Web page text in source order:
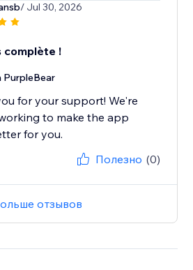
/ Jul 30, 2026
complète !
PurpleBear
for your support! We're
to make the app
for you.
Полезно (0)
отзывов